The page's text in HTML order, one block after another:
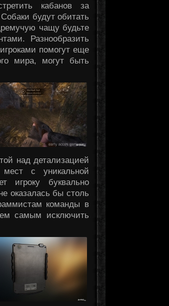
кабанов за
будут обитать
чащу будьте
Разнообразить
помогут еще
мира, могут быть
над детализацией
с уникальной
игроку буквально
оказалась бы столь
команды в
самым исключить